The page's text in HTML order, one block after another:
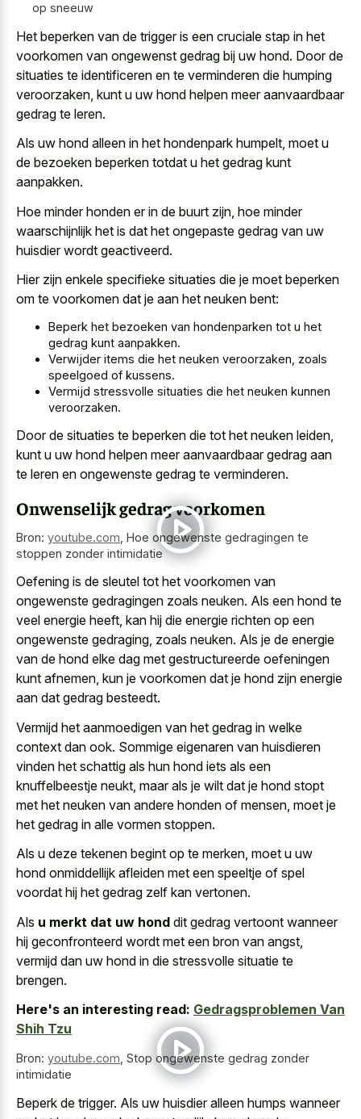
op sneeuw
Het beperken van de trigger is een cruciale stap in het
voorkomen van ongewenst gedrag bij uw hond. Door de
situaties te identificeren en te verminderen die humping
veroorzaken, kunt u uw hond helpen meer aanvaardbaar
gedrag te leren.
Als uw hond alleen in het hondenpark humpelt, moet u
de bezoeken beperken totdat u het gedrag kunt
aanpakken.
Hoe minder honden er in de buurt zijn, hoe minder
waarschijnlijk het is dat het ongepaste gedrag van uw
huisdier wordt geactiveerd.
Hier zijn enkele specifieke situaties die je moet beperken
om te voorkomen dat je aan het neuken bent:
Beperk het bezoeken van hondenparken tot u het
gedrag kunt aanpakken.
Verwijder items die het neuken veroorzaken, zoals
speelgoed of kussens.
Vermijd stressvolle situaties die het neuken kunnen
veroorzaken.
Door de situaties te beperken die tot het neuken leiden,
kunt u uw hond helpen meer aanvaardbaar gedrag aan
te leren en ongewenste gedrag te verminderen.
Onwenselijk gedrag voorkomen
Bron: youtube.com Hoe ongewenste gedragingen te
stoppen zonder intimidatie
Oefening is de sleutel tot het voorkomen van
ongewenste gedragingen zoals neuken. Als een hond te
veel energie heeft, kan hij die energie richten op een
ongewenste gedraging, zoals neuken. Als je de energie
van de hond elke dag met gestructureerde oefeningen
kunt afnemen, kun je voorkomen dat je hond zijn energie
aan dat gedrag besteedt.
Vermijd het aanmoedigen van het gedrag in welke
context dan ook. Sommige eigenaren van huisdieren
vinden het schattig als hun hond iets als een
knuffelbeestje neukt , maar als je wilt dat je hond stopt
met het neuken van andere honden of mensen, moet je
het gedrag in alle vormen stoppen.
Als u deze tekenen begint op te merken, moet u uw
hond onmiddellijk afleiden met een speeltje of spel
voordat hij het gedrag zelf kan vertonen.
Als u merkt dat uw hond dit gedrag vertoont wanneer
hij geconfronteerd wordt met een bron van angst,
vermijd dan uw hond in die stressvolle situatie te
brengen.
Here's an interesting read: Gedragsproblemen Van
Shih Tzu
Bron: youtube.com, Stop ongewenste gedrag zonder
intimidatie
Beperk de trigger. Als uw huisdier alleen humps wanneer